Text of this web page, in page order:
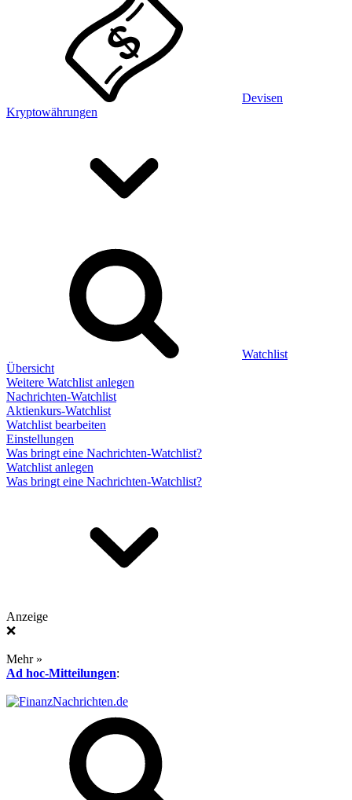
Devisen
Kryptowährungen
Watchlist
Übersicht
Weitere Watchlist anlegen
Nachrichten-Watchlist
Aktienkurs-Watchlist
Watchlist bearbeiten
Einstellungen
Was bringt eine Nachrichten-Watchlist?
Watchlist anlegen
Was bringt eine Nachrichten-Watchlist?
Anzeige
❌
Mehr »
Ad hoc-Mitteilungen: